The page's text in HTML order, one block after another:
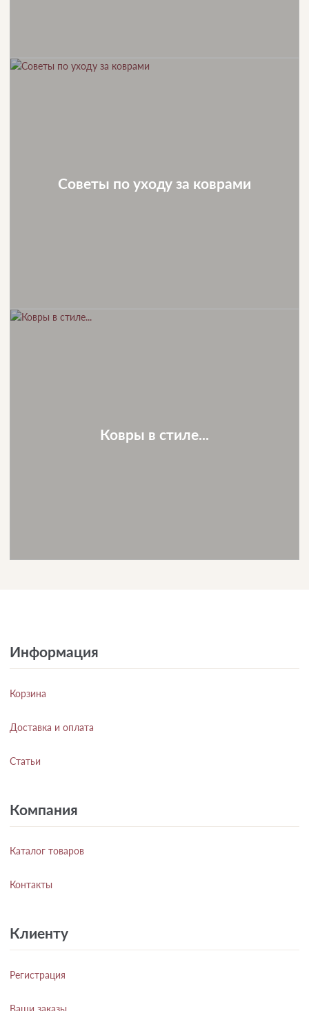
Советы по уходу за коврами
Ковры в стиле...
Информация
Корзина
Доставка и оплата
Статьи
Компания
Каталог товаров
Контакты
Клиенту
Регистрация
Ваши заказы